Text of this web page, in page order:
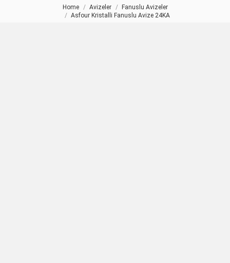
Home Avizeler
Fanuslu Avizeler
Asfour Kristalli Fanuslu Avize 24KA